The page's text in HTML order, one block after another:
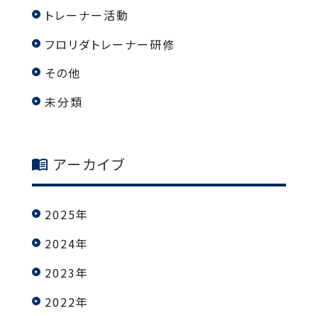
トレーナー活動
フロリダトレーナー研修
その他
未分類
アーカイブ
2025年
2024年
2023年
2022年